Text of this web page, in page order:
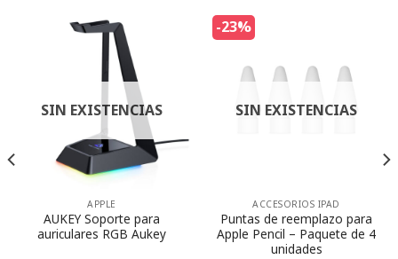
SIN EXISTENCIAS
APPLE
AUKEY Soporte para
auriculares RGB Aukey
-23%
SIN EXISTENCIAS
ACCESORIOS IPAD
Puntas de reemplazo para
Apple Pencil – Paquete de 4
unidades